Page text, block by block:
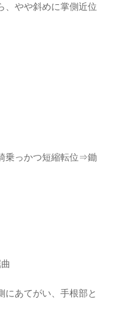
、やや斜めに掌側近位
乗っかつ短縮転位⇒鋤
にあてがい、手根部と